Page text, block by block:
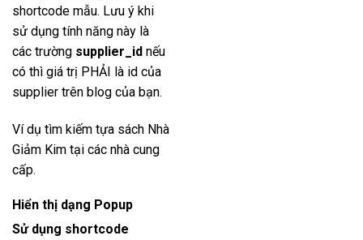
shortcode mẫu. Lưu ý khi
sử dụng tính năng này là
các trường supplier_id nếu
có thì giá trị PHẢI là id của
supplier trên blog của bạn.
Ví dụ tìm kiếm tựa sách Nhà
Giảm Kim tại các nhà cung
cấp.
Hiển thị dạng Popup
Sử dụng shortcode